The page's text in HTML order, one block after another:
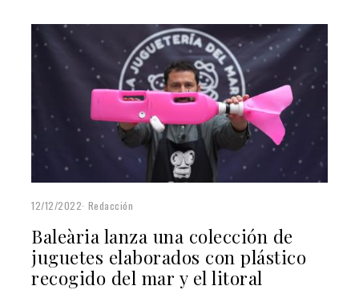
12/12/2022 Redacción
Baleària lanza una colección de
juguetes elaborados con plástico
recogido del mar y el litoral